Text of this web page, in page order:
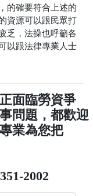
的確要符合上述的
資源可以跟民眾打
乏，法操也呼籲各
以跟法律專業人士
面臨勞資爭
問題，都歡迎
業為您把
2002